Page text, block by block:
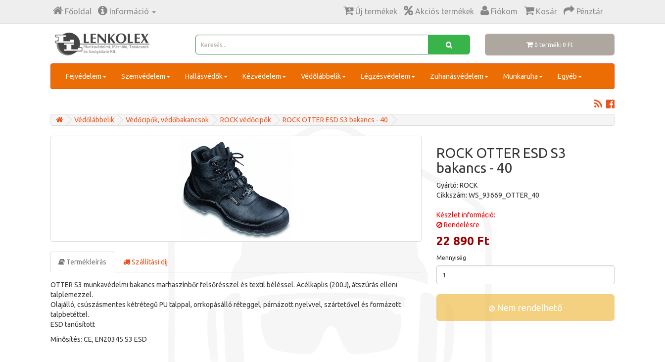
Főoldal Információ Új termékek Akciós termékek Fiókom Kosár Pénztár
0 termék: 0 Ft
Fejvédelem Szemvédelem Hallásvédők Kézvédelem Védőlábbelik Légzésvédelem Zuhanásvédelem Munkaruha Egyéb
Védőlábbelik Védőcipők, védőbakancsok ROCK védőcipők ROCK OTTER ESD S3 bakancs - 40
Termékleírás Szállítási díj
OTTER S3 munkavédelmi bakancs marhaszínbőr felsőrésszel és textil béléssel. Acélkaplis (200J), átszúrás elleni
talplemezzel.
Olajálló, csúszásmentes kétrétegű PU talppal, orrkopásálló réteggel, párnázott nyelvvel, szártetővel és formázott
talpbetéttel.
ESD tanúsított
Minősítés: CE, EN20345 S3 ESD
ROCK OTTER ESD S3
bakancs - 40
Gyártó: ROCK
Cikkszám: WS_93669_OTTER_40
Készlet információ:
Rendelésre
22 890 Ft
Mennyiség
Nem rendelhető